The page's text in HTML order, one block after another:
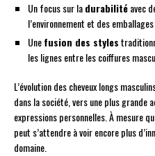
Un focus sur ladurabilitéavec
l’environnement et des
Unefusion des styles
les lignes entre les coiffures
L’évolution des cheveux longs
dans la société, vers une plus grande
expressions personnelles. À mesure
peut s’attendre à voir encore plus
domaine.